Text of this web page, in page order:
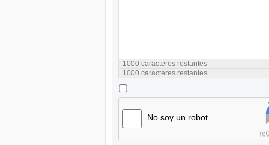
1000 caracteres restantes
1000 caracteres restantes
No soy un robot